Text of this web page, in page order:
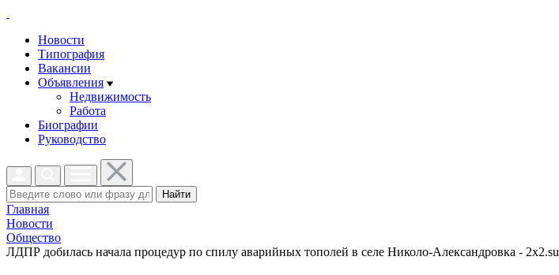
Новости
Типография
Вакансии
Объявления
Недвижимость
Работа
Биографии
Руководство
Найти
Главная
Новости
Общество
ЛДПР добилась начала процедур по спилу аварийных тополей в селе Николо-Александровка - 2x2.su